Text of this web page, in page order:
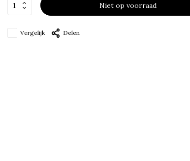
Niet op voorraad
Vergelijk Delen